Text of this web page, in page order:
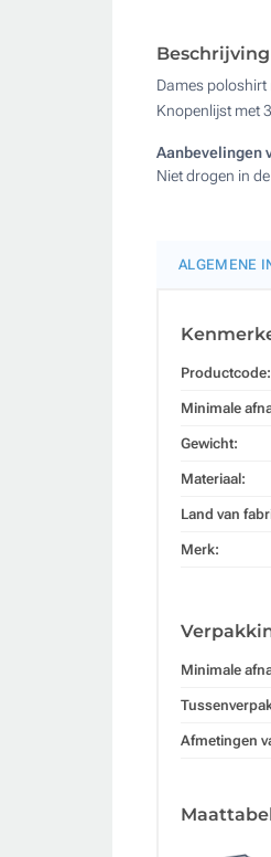
Beschrijving
Dames
Knopenlijst met
Aanbevelingen
Niet drogen in
ALGEMENE
Productcode:
Minimale
Gewicht:
Materiaal:
Land van
Merk:
Minimale
Afmetingen